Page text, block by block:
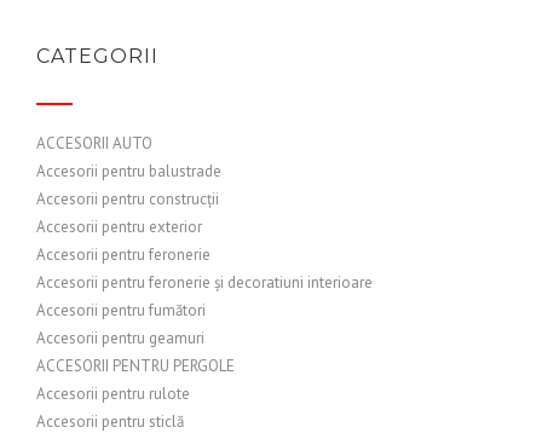
CATEGORII
ACCESORII AUTO
Accesorii pentru balustrade
Accesorii pentru construcții
Accesorii pentru exterior
Accesorii pentru feronerie
Accesorii pentru feronerie și decoratiuni interioare
Accesorii pentru fumători
Accesorii pentru geamuri
ACCESORII PENTRU PERGOLE
Accesorii pentru rulote
Accesorii pentru sticlă